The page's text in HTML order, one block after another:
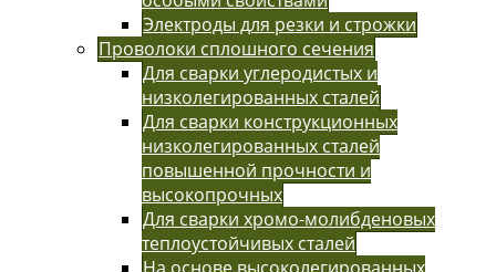
Электроды для резки и строжки
Проволоки сплошного сечения
Для сварки углеродистых и
низколегированных сталей
Для сварки конструкционных
низколегированных сталей
повышенной прочности и
высокопрочных
Для сварки хромо-молибденовых
теплоустойчивых сталей